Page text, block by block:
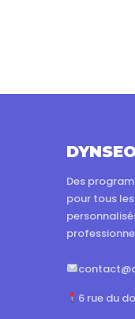
Des
pour tous
6 rue du